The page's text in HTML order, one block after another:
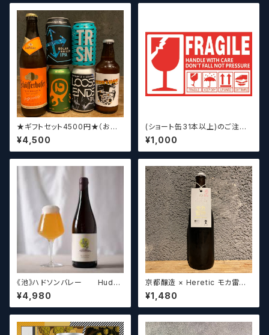
★ギフトセット4500円★（お好
みに合わせて5〜6本チョイスさ
せていただきます）【クラフトビー
ル】
¥4,500
(ショート缶31本以上)のご注文
の場合いこちらをご購入くださ
い。 【クラフトビール】
¥1,000
《池》ハドソンバレー Hudso
n Valley Blossom
¥4,980
京都醸造 × Heretic モカ雷神 /
Kyoto × Heretic MOCHA T
HUNDER【クラフトビールシザ
ーズ】
¥1,480